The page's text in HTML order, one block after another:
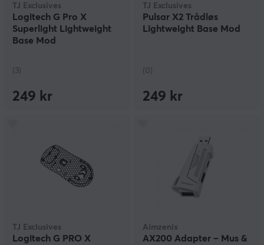
TJ Exclusives
Logitech G Pro X
Superlight Lightweight
Base Mod
(3)
249 kr
TJ Exclusives
Pulsar X2 Trådløs
Lightweight Base Mod
(0)
249 kr
TJ Exclusives
Logitech G PRO X
Aimzenix
AX200 Adapter – Mus &